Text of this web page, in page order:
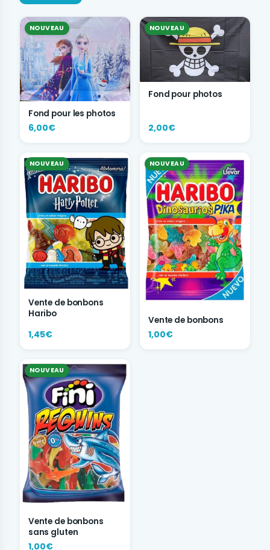
NOUVEAU
Fond pour les photos
6,00€
NOUVEAU
Fond pour photos
2,00€
NOUVEAU
Vente de bonbons
Haribo
1,45€
NOUVEAU
Vente de bonbons
1,00€
NOUVEAU
Vente de bonbons
sans gluten
1,00€